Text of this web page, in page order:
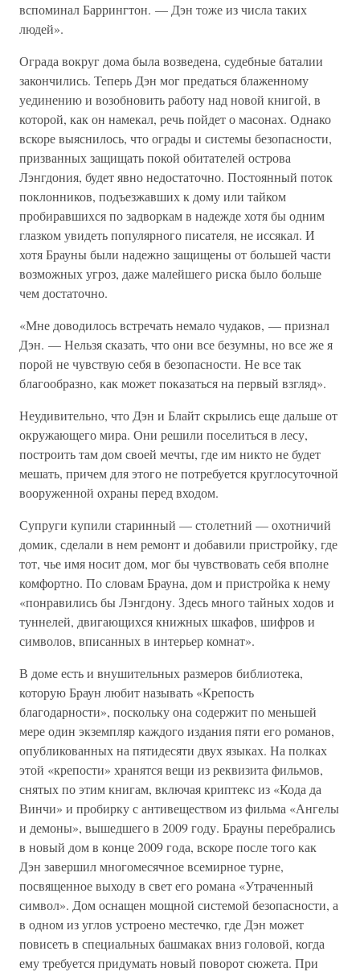
вспоминал Баррингтон. — Дэн тоже из числа таких
людей».
Ограда вокруг дома была возведена, судебные баталии
закончились. Теперь Дэн мог предаться блаженному
уединению и возобновить работу над новой книгой, в
которой, как он намекал, речь пойдет о масонах. Однако
вскоре выяснилось, что ограды и системы безопасности,
призванных защищать покой обитателей острова
Лэнгдония, будет явно недостаточно. Постоянный поток
поклонников, подъезжавших к дому или тайком
пробиравшихся по задворкам в надежде хотя бы одним
глазком увидеть популярного писателя, не иссякал. И
хотя Брауны были надежно защищены от большей части
возможных угроз, даже малейшего риска было больше
чем достаточно.
«Мне доводилось встречать немало чудаков, — признал
Дэн. — Нельзя сказать, что они все безумны, но все же я
порой не чувствую себя в безопасности. Не все так
благообразно, как может показаться на первый взгляд».
Неудивительно, что Дэн и Блайт скрылись еще дальше от
окружающего мира. Они решили поселиться в лесу,
построить там дом своей мечты, где им никто не будет
мешать, причем для этого не потребуется круглосуточной
вооруженной охраны перед входом.
Супруги купили старинный — столетний — охотничий
домик, сделали в нем ремонт и добавили пристройку, где
тот, чье имя носит дом, мог бы чувствовать себя вполне
комфортно. По словам Брауна, дом и пристройка к нему
«понравились бы Лэнгдону. Здесь много тайных ходов и
туннелей, двигающихся книжных шкафов, шифров и
символов, вписанных в интерьер комнат».
В доме есть и внушительных размеров библиотека,
которую Браун любит называть «Крепость
благодарности», поскольку она содержит по меньшей
мере один экземпляр каждого издания пяти его романов,
опубликованных на пятидесяти двух языках. На полках
этой «крепости» хранятся вещи из реквизита фильмов,
снятых по этим книгам, включая криптекс из «Кода да
Винчи» и пробирку с антивеществом из фильма «Ангелы
и демоны», вышедшего в 2009 году. Брауны перебрались
в новый дом в конце 2009 года, вскоре после того как
Дэн завершил многомесячное всемирное турне,
посвященное выходу в свет его романа «Утраченный
символ». Дом оснащен мощной системой безопасности, а
в одном из углов устроено местечко, где Дэн может
повисеть в специальных башмаках вниз головой, когда
ему требуется придумать новый поворот сюжета. При